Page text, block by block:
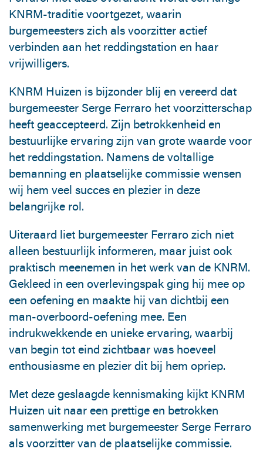
KNRM-traditie voortgezet, waarin
burgemeesters zich als voorzitter actief
verbinden aan het reddingstation en haar
vrijwilligers.
KNRM Huizen is bijzonder blij en vereerd dat
burgemeester Serge Ferraro het voorzitterschap
heeft geaccepteerd. Zijn betrokkenheid en
bestuurlijke ervaring zijn van grote waarde voor
het reddingstation. Namens de voltallige
bemanning en plaatselijke commissie wensen
wij hem veel succes en plezier in deze
belangrijke rol.
Uiteraard liet burgemeester Ferraro zich niet
alleen bestuurlijk informeren, maar juist ook
praktisch meenemen in het werk van de KNRM.
Gekleed in een overlevingspak ging hij mee op
een oefening en maakte hij van dichtbij een
man-overboord-oefening mee. Een
indrukwekkende en unieke ervaring, waarbij
van begin tot eind zichtbaar was hoeveel
enthousiasme en plezier dit bij hem opriep.
Met deze geslaagde kennismaking kijkt KNRM
Huizen uit naar een prettige en betrokken
samenwerking met burgemeester Serge Ferraro
als voorzitter van de plaatselijke commissie.